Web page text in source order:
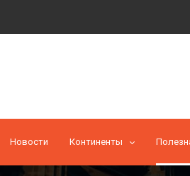
Новости Континенты